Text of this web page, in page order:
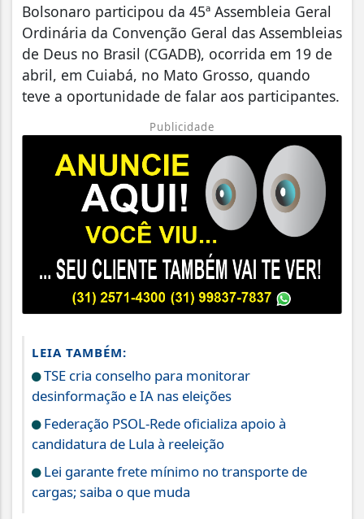
Bolsonaro participou da 45ª Assembleia Geral
Ordinária da Convenção Geral das Assembleias
de Deus no Brasil (CGADB), ocorrida em 19 de
abril, em Cuiabá, no Mato Grosso, quando
teve a oportunidade de falar aos participantes.
Publicidade
LEIA TAMBÉM:
TSE cria conselho para monitorar
desinformação e IA nas eleições
Federação PSOL-Rede oficializa apoio à
candidatura de Lula à reeleição
Lei garante frete mínimo no transporte de
cargas; saiba o que muda